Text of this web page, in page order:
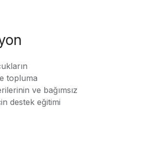
topluma
ve bağımsız
destek eğitimi